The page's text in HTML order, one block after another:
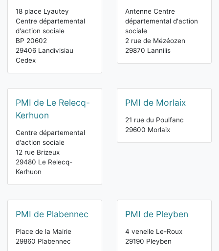
18 place Lyautey
Centre départemental
d'action sociale
BP 20602
29406 Landivisiau
Cedex
Antenne Centre
départemental d'action
sociale
2 rue de Mézéozen
29870 Lannilis
PMI de Le Relecq-
Kerhuon
Centre départemental
d'action sociale
12 rue Brizeux
29480 Le Relecq-
Kerhuon
PMI de Morlaix
21 rue du Poulfanc
29600 Morlaix
PMI de Plabennec
Place de la Mairie
29860 Plabennec
PMI de Pleyben
4 venelle Le-Roux
29190 Pleyben